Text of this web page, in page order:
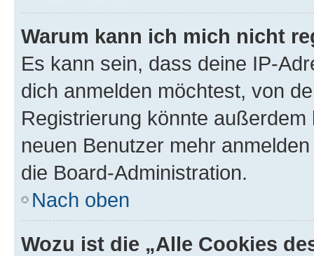
Warum kann ich mich nicht
Es kann sein, dass deine IP-
dich anmelden möchtest, von
Registrierung könnte
neuen Benutzer mehr
die Board-Administration.
Nach oben
Wozu ist die „Alle Cookies